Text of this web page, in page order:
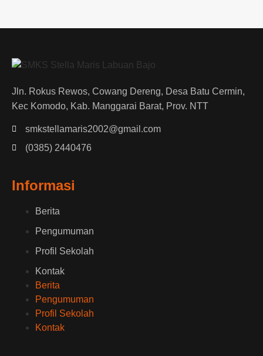
Jln. Rokus Rewos, Cowang Dereng, Desa Batu Cermin,
Kec Komodo, Kab. Manggarai Barat, Prov. NTT
smkstellamaris2002@gmail.com
(0385) 2440476
Informasi
Berita
Pengumuman
Profil Sekolah
Kontak
Berita
Pengumuman
Profil Sekolah
Kontak